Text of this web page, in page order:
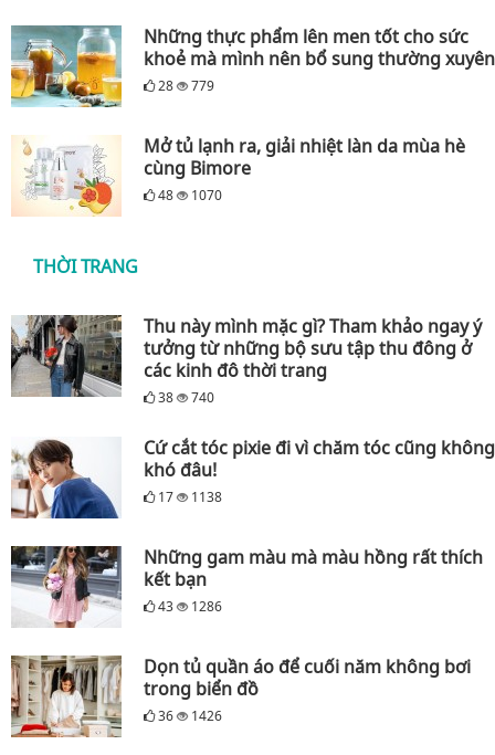
Những thực phẩm lên men tốt cho sức
khoẻ mà mình nên bổ sung thường xuyên
28 779
Mở tủ lạnh ra, giải nhiệt làn da mùa hè
cùng Bimore
48 1070
THỜI TRANG
Thu này mình mặc gì? Tham khảo ngay ý
tưởng từ những bộ sưu tập thu đông ở
các kinh đô thời trang
38 740
Cứ cắt tóc pixie đi vì chăm tóc cũng không
khó đâu!
17 1138
Những gam màu mà màu hồng rất thích
kết bạn
43 1286
Dọn tủ quần áo để cuối năm không bơi
trong biển đồ
36 1426